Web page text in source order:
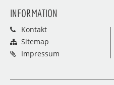
INFORMATION
Kontakt
Sitemap
Impressum